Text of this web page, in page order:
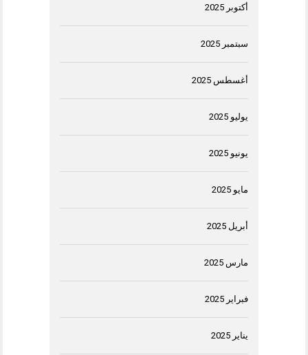
أكتوبر 2025
سبتمبر 2025
أغسطس 2025
يوليو 2025
يونيو 2025
مايو 2025
أبريل 2025
مارس 2025
فبراير 2025
يناير 2025